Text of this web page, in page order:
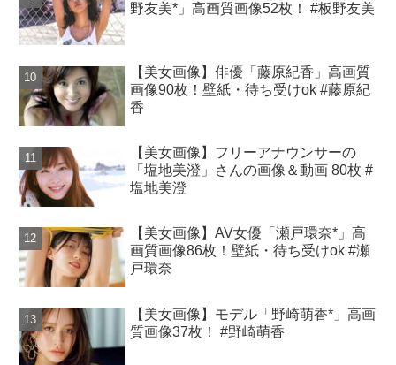
野友美*」高画質画像52枚！ #板野友美
【美女画像】俳優「藤原紀香」高画質
画像90枚！壁紙・待ち受けok #藤原紀
香
【美女画像】フリーアナウンサーの
「塩地美澄」さんの画像＆動画 80枚 #
塩地美澄
【美女画像】AV女優「瀬戸環奈*」高
画質画像86枚！壁紙・待ち受けok #瀬
戸環奈
【美女画像】モデル「野崎萌香*」高画
質画像37枚！ #野崎萌香